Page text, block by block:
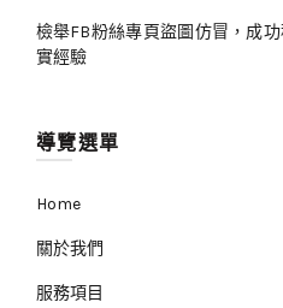
如何從網上刪除負
宣傳的後果。 負面新聞文章可
壞，這已不是什麼秘密。 當新聞
果頁面的前面，全世界都可以輕
到過這種情況，或者希望制定計
聯網上刪除文章，以便在自己刪
檢舉FB粉絲專頁盜圖仿冒，成
實經驗
導覽選單
Home
關於我們
服務項目